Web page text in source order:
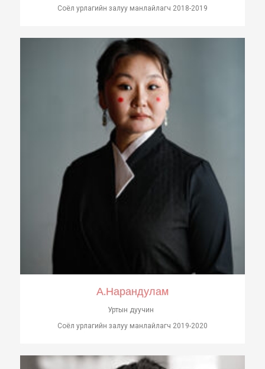
Соёл урлагийн залуу манлайлагч 2018-2019
А.Нарандулам
Уртын дуучин
Соёл урлагийн залуу манлайлагч 2019-2020